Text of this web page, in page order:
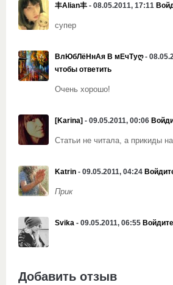
丰Alian丰 - 08.05.2011, 17:11
супер
ВлЮбЛёНнАя В мЕчТуღ-
чтобы ответить
Очень хорошо!
[Karina] - 09.05.2011, 00:06
Статьи не читала, а прикиды
Katrin - 09.05.2011, 04:24
Прик
Svika - 09.05.2011, 06:55
Добавить отзыв